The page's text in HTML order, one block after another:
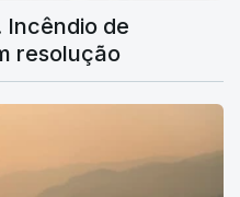
Incêndio de
resolução